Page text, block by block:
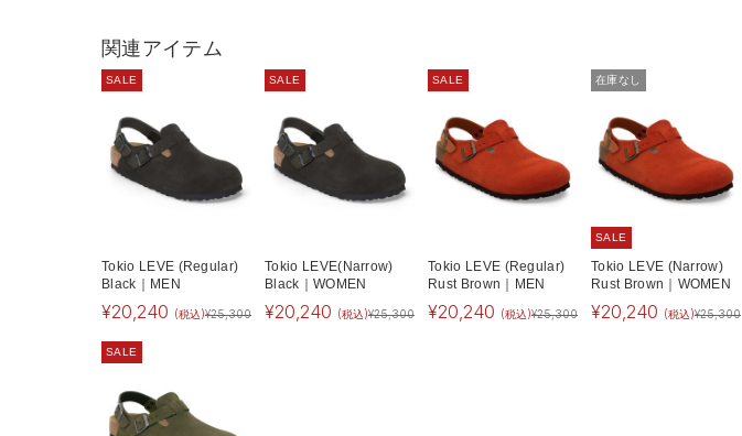
関連アイテム
SALE
Tokio LEVE (Regular)
Black｜MEN
¥20,240 (税込)¥25,300
SALE
Tokio LEVE(Narrow)
Black｜WOMEN
¥20,240 (税込)¥25,300
SALE
Tokio LEVE (Regular)
Rust Brown｜MEN
¥20,240 (税込)¥25,300
在庫なし
SALE
Tokio LEVE (Narrow)
Rust Brown｜WOMEN
¥20,240 (税込)¥25,300
SALE